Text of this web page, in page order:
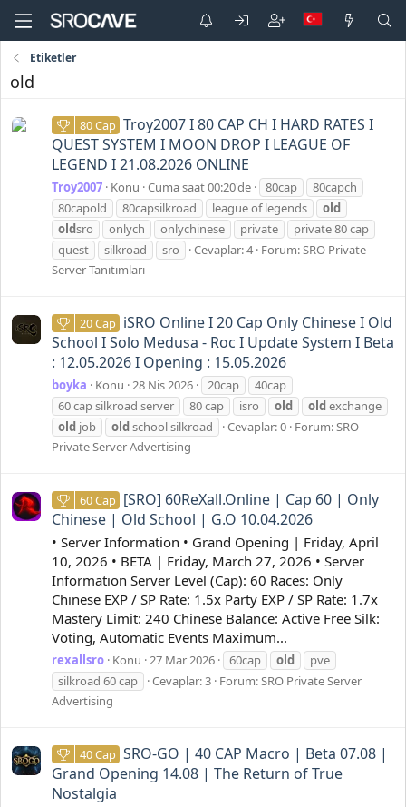
Etiketler
old
80 Cap Troy2007 I 80 CAP CH I HARD RATES I
QUEST SYSTEM I MOON DROP I LEAGUE OF
LEGEND I 21.08.2026 ONLINE
Troy2007 Konu Cuma saat 00:20'de 80cap
80capch
80capold
80capsilkroad league of legends
old
oldsro onlych onlychinese private
private 80 cap
quest
silkroad sro Cevaplar: 4 Forum:SRO Private
Server Tanıtımları
20 Cap iSRO Online I 20 Cap Only Chinese I Old
School I Solo Medusa - Roc I Update System I Beta
: 12.05.2026 I Opening : 15.05.2026
boyka Konu 28 Nis 2026 20cap
40cap
60 cap silkroad server
80 cap isro old oldexchange
old job oldschool silkroad Cevaplar: 0 Forum:SRO
Private Server Advertising
60 Cap [SRO] 60ReXall.Online | Cap 60 | Only
Chinese | Old School | G.O 10.04.2026
• Server Information • Grand Opening | Friday, April
10, 2026 • BETA | Friday, March 27, 2026 • Server
Information Server Level (Cap): 60 Races: Only
Chinese EXP / SP Rate: 1.5x Party EXP / SP Rate: 1.7x
Mastery Limit: 240 Chinese Balance: Active Free Silk:
Voting, Automatic Events Maximum...
rexallsro Konu 27 Mar 2026 60cap old
pve
silkroad 60 cap
Cevaplar: 3 Forum:SRO Private Server
Advertising
40 Cap SRO-GO | 40 CAP Macro | Beta 07.08 |
Grand Opening 14.08 | The Return of True
Nostalgia